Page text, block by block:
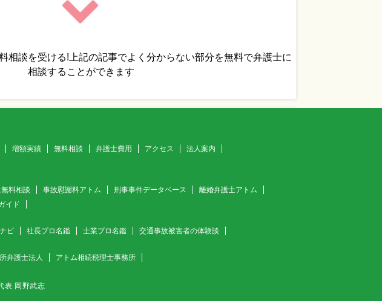
増額実績 無料相談 弁護士費用 アクセス
法人案内
料相談 事故慰謝料アトム 刑事事件データベース
離婚弁護士アトム
イド
ビ 社長プロ名鑑 士業プロ名鑑 交通事故被害者の体験談
弁護士法人 アトム相続税理士事務所
表 岡野武志